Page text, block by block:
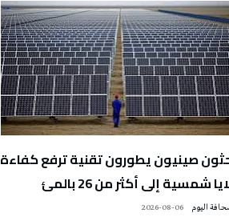
صينيون يطورون تقنية ترفع كفاءة
شمسية إلى أكثر من 26 بالمئ
2026-08-06